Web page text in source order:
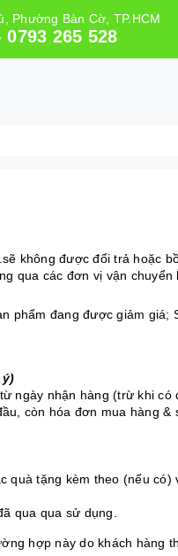
Phường Bàn Cờ, TP.HCM
0793 265 528
không được đổi trả hoặc
qua các đơn vị vận chuyển
phẩm đang được giảm giá;
ngày nhận hàng (trừ khi có
còn hóa đơn mua hàng &
quà tặng kèm theo (nếu
qua qua sử dụng.
hợp này do khách hàng